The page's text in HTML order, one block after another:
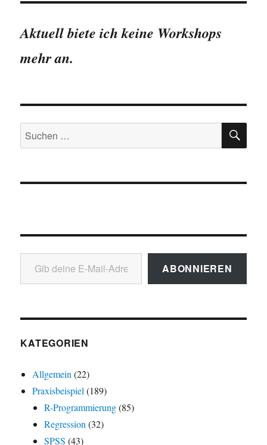
Aktuell biete ich keine Workshops
mehr an.
Suchen
nach:
Gib deine E-Mail-Adresse ein ...
ABONNIEREN
KATEGORIEN
Allgemein (22)
Praxisbeispiel (189)
R-Programmierung(85)
Regression (32)
SPSS (43)